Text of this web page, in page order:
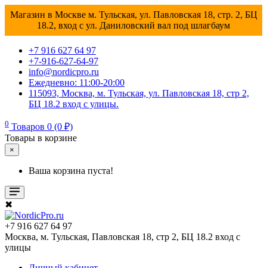
Магазин в Москве м. Тульская, ул. Павловская 18, стр. 2, БЦ
18.2, вход с ул. Даниловский вал под шлагбаум
+7 916 627 64 97
+7-916-627-64-97
info@nordicpro.ru
Ежедневно: 11:00-20:00
115093, Москва, м. Тульская, ул. Павловская 18, стр 2,
БЦ 18.2 вход с улицы.
0 Товаров 0 (0 ₽)
Товары в корзине
×
Ваша корзина пуста!
✖
+7 916 627 64 97
Москва, м. Тульская, Павловская 18, стр 2, БЦ 18.2 вход с
улицы